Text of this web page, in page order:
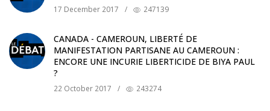
17 December 2017 / 247139
CANADA - CAMEROUN, LIBERTÉ DE
MANIFESTATION PARTISANE AU CAMEROUN :
ENCORE UNE INCURIE LIBERTICIDE DE BIYA PAUL
?
22 October 2017 / 243274